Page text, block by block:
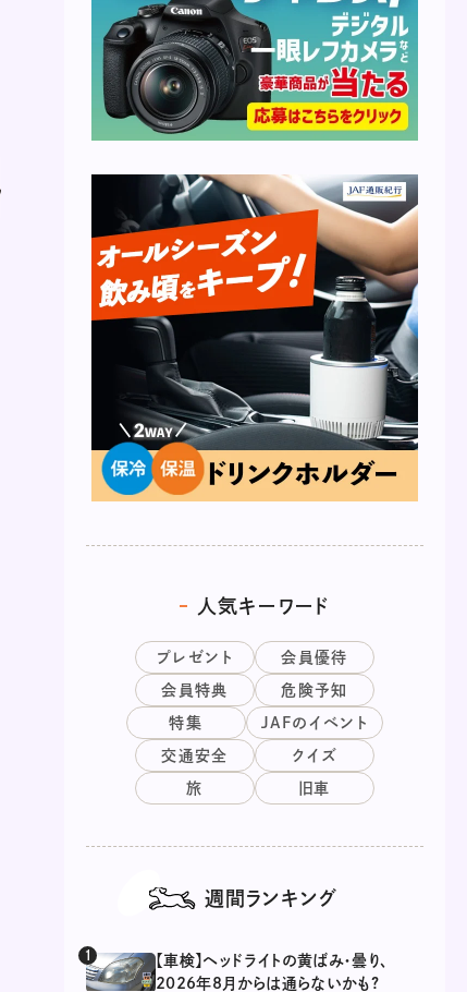
人気キーワード
プレゼント 会員優待
会員特典 危険予知
特集 JAFのイベント
交通安全 クイズ
旅 旧車
週間ランキング
【車検】ヘッドライトの黄ばみ・曇り、
2026年8月からは通らないかも?